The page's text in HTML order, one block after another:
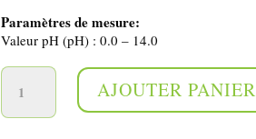
Paramètres de mesure:
Valeur pH (pH) : 0.0 – 14.0
AJOUTER PANIER